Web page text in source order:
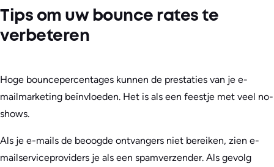
Tips om uw bounce rates te
verbeteren
Hoge bouncepercentages kunnen de prestaties van je e-
mailmarketing beïnvloeden. Het is als een feestje met veel no-
shows.
Als je e-mails de beoogde ontvangers niet bereiken, zien e-
mailserviceproviders je als een spamverzender. Als gevolg